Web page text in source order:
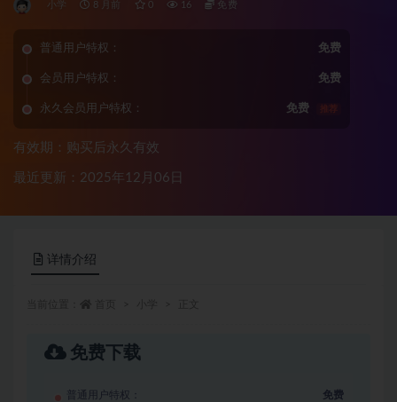
小学 8 月前 0 16 免费
普通用户特权： 免费
会员用户特权： 免费
永久会员用户特权： 免费 推荐
有效期：购买后永久有效
最近更新：2025年12月06日
详情介绍
免费下载
普通用户特权： 免费